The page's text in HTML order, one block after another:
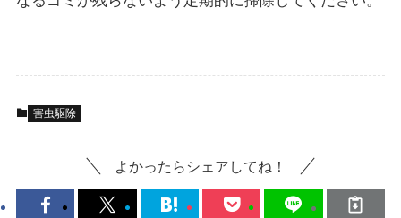
害虫駆除
よかったらシェアしてね！